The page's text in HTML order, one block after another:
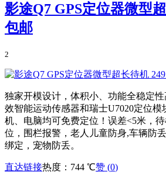
影途Q7 GPS定位器微型
包邮
2
独家开模设计，体积小、功能全稳定
效智能运动传感器和瑞士U7020定位
机、电脑均可免费定位！误差<5米，
位，围栏报警，老人儿童防身,车辆防
绑定，宠物防丢。
直达链接热度：744 ℃赞 (0)